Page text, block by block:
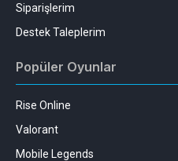
Siparişlerim
Destek Taleplerim
Popüler Oyunlar
Rise Online
Valorant
Mobile Legends